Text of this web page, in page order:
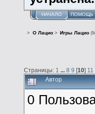
НАЧАЛО ПОМОЩЬ
> О Лацио> Игры Лацио
Страницы: 1 8 9 [10] 11
Автор
0